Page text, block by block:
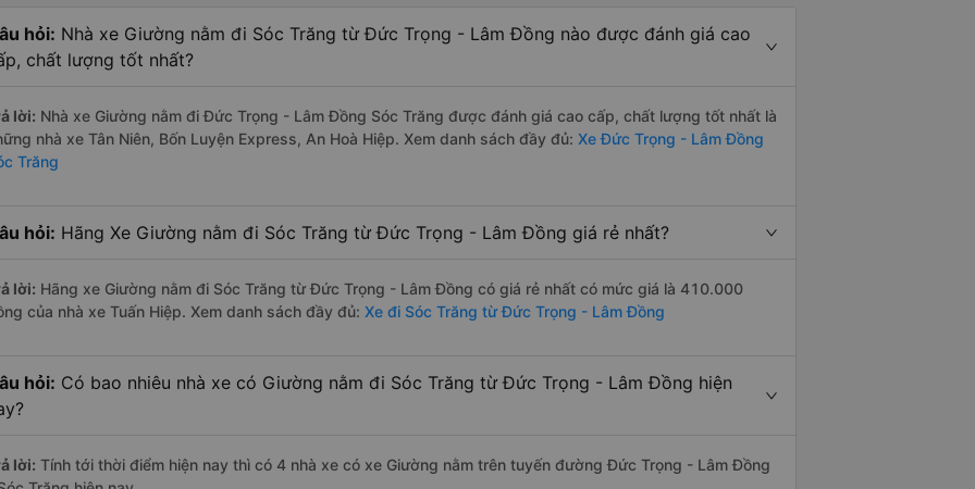
hỏi: Nhà xe Giường nằm đi Sóc Trăng từ Đức Trọng - Lâm Đồng nào được đánh giá cao
chất lượng tốt nhất?
lời: Nhà xe Giường nằm đi Đức Trọng - Lâm Đồng Sóc Trăng được đánh giá cao cấp, chất lượng tốt nhất là
nhà xe Tân Niên, Bốn Luyện Express, An Hoà Hiệp. Xem danh sách đầy đủ: Xe Đức Trọng - Lâm Đồng
Trăng
hỏi: Hãng Xe Giường nằm đi Sóc Trăng từ Đức Trọng - Lâm Đồng giá rẻ nhất?
lời: Hãng xe Giường nằm đi Sóc Trăng từ Đức Trọng - Lâm Đồng có giá rẻ nhất có mức giá là 410.000
của nhà xe Tuấn Hiệp. Xem danh sách đầy đủ: Xe đi Sóc Trăng từ Đức Trọng - Lâm Đồng
hỏi: Có bao nhiêu nhà xe có Giường nằm đi Sóc Trăng từ Đức Trọng - Lâm Đồng hiện
lời: Tính tới thời điểm hiện nay thì có 4 nhà xe có xe Giường nằm trên tuyến đường Đức Trọng - Lâm Đồng